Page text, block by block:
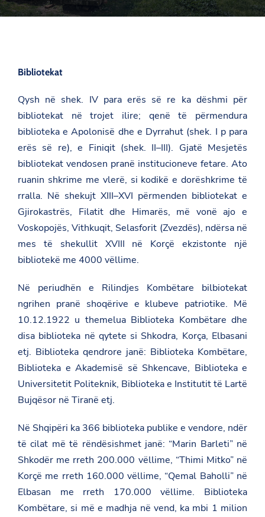
Bibliotekat
Qysh në shek. IV para erës së re ka dëshmi për
bibliotekat në trojet ilire; qenë të përmendura
biblioteka e Apolonisë dhe e Dyrrahut (shek. I p para
erës së re), e Finiqit (shek. II–III). Gjatë Mesjetës
bibliotekat vendosen pranë institucioneve fetare. Ato
ruanin shkrime me vlerë, si kodikë e dorëshkrime të
rralla. Në shekujt XIII–XVI përmenden bibliotekat e
Gjirokastrës, Filatit dhe Himarës, më vonë ajo e
Voskopojës, Vithkuqit, Selasforit (Zvezdës), ndërsa në
mes të shekullit XVIII në Korçë ekzistonte një
bibliotekë me 4000 vëllime.
Në periudhën e Rilindjes Kombëtare bilbiotekat
ngrihen pranë shoqërive e klubeve patriotike. Më
10.12.1922 u themelua Biblioteka Kombëtare dhe
disa biblioteka në qytete si Shkodra, Korça, Elbasani
etj. Biblioteka qendrore janë: Biblioteka Kombëtare,
Biblioteka e Akademisë së Shkencave, Biblioteka e
Universitetit Politeknik, Biblioteka e Institutit të Lartë
Bujqësor në Tiranë etj.
Në Shqipëri ka 366 biblioteka publike e vendore, ndër
të cilat më të rëndësishmet janë: “Marin Barleti” në
Shkodër me rreth 200.000 vëllime, “Thimi Mitko” në
Korçë me rreth 160.000 vëllime, “Qemal Baholli” në
Elbasan me rreth 170.000 vëllime. Biblioteka
Kombëtare, si më e madhja në vend, ka mbi 1 milion